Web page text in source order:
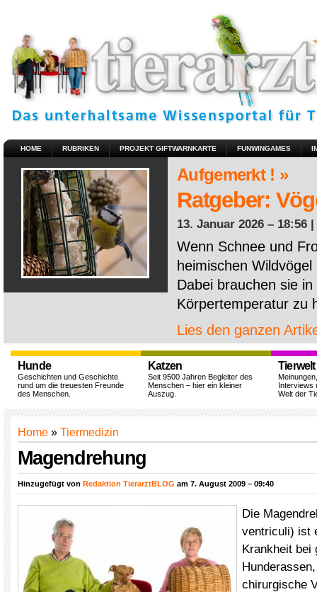
HOME RUBRIKEN PROJEKT GIFTWARNKARTE FUNWINGAMES
Aufgemerkt ! »
Ratgeber:
13. Januar 2026 – 18:56 |
Wenn Schnee und
heimischen
Dabei brauchen sie
Körpertemperatur zu
Lies den ganzen
Hunde
Geschichten und Geschichte
rund um die treuesten Freunde
des Menschen.
Katzen
Seit 9500 Jahren Begleiter des
Menschen – hier ein kleiner
Auszug.
Tierwelt
Interviews
Welt der
Home » Tiermedizin
Magendrehung
Hinzugefügt von Redaktion TierarztBLOG am 7. August 2009 – 09:40
Die
ventriculi) ist
Krankheit bei
chirurgische